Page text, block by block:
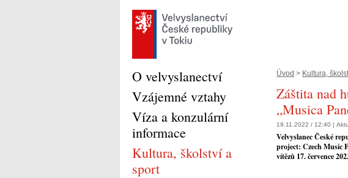
Úvod > Kultura,
Záštita nad
„Musica
19.11.2022 / 12:40 |
Velvyslanec České
project: Czech Music
vítězů 17. července
O velvyslanectví
Vzájemné vztahy
Víza a konzulární
informace
Kultura, školství a
sport